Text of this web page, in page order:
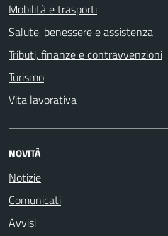
Mobilità e trasporti
Salute, benessere e assistenza
Tributi, finanze e contravvenzioni
Turismo
Vita lavorativa
NOVITÀ
Notizie
Comunicati
Avvisi